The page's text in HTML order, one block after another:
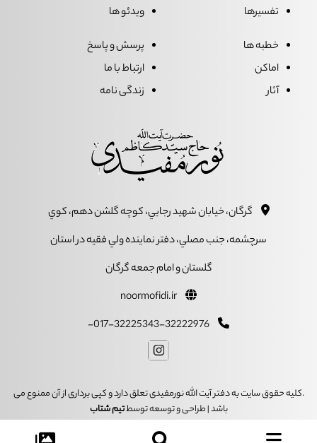
تفسیرها
ویدئو ها
خطبه ها
اماکن
آثار
پرسش و پاسخ
ارتباط با ما
زندگی نامه
گرگان، خيابان شهيد رجايي، کوچه گلشن دهم، کوي
سرچشمه، جنب مصلي، دفتر نماينده ولي فقيه در استان
گلستان و امام جمعه گرگان
.کلیه حقوق سایت به دفتر آیت الله نورمفیدی تعلق دارد و کپی برداری از آن ممنوع می
باشد | طراحی و توسعه توسطتیم شتاب